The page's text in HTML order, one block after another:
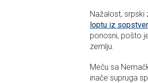
Nažalost, srpski
loptu iz
ponosni, pošto
zemlju.
Meču sa
inače supruga